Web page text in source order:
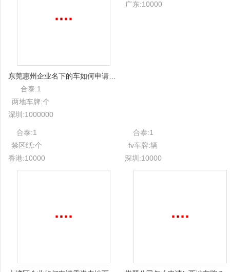
合泰:1
两地车牌:个
深圳:1000000
广东:10000
合泰:1
禁区纸:个
香港:10000
合泰:1
fv车牌:辆
深圳:10000